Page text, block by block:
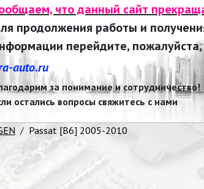
что данный сайт
продолжения работы и
перейдите,
auto.ru
за понимание и сотрудничество!
остались вопросы свяжитесь с нами
/ Passat [B6] 2005-2010